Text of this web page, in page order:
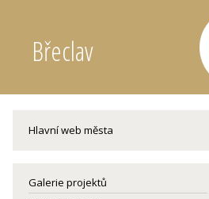
Břeclav
Hlavní web města
Galerie projektů